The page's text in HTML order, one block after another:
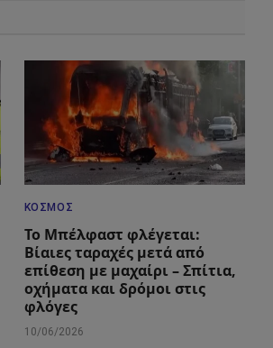
ΚΌΣΜΟΣ
Το Μπέλφαστ φλέγεται:
Βίαιες ταραχές μετά από
επίθεση με μαχαίρι – Σπίτια,
οχήματα και δρόμοι στις
φλόγες
10/06/2026